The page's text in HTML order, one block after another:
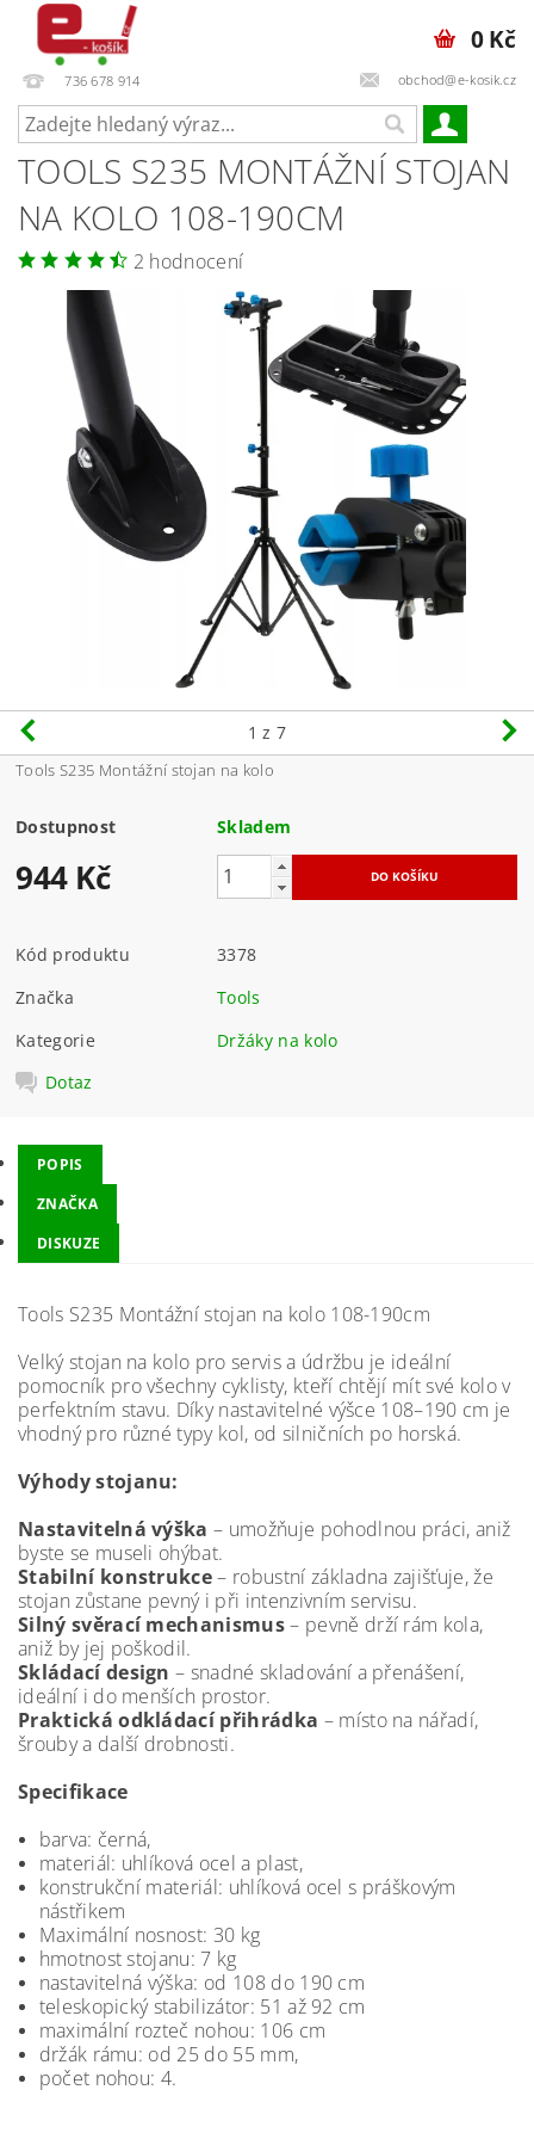
736 678 914 obchod@e-kosik.cz
0 Kč
TOOLS S235 MONTÁŽNÍ STOJAN
NA KOLO 108-190CM
2 hodnocení
1 z 7
Tools S235 Montážní stojan na kolo
Dostupnost Skladem
944 Kč
Kód produktu
3378
Značka
Tools
Kategorie
Držáky na kolo
Dotaz
POPIS
ZNAČKA
DISKUZE
Tools S235 Montážní stojan na kolo 108-190cm
Velký stojan na kolo pro servis a údržbu je ideální
pomocník pro všechny cyklisty, kteří chtějí mít své kolo v
perfektním stavu. Díky nastavitelné výšce 108–190 cm je
vhodný pro různé typy kol, od silničních po horská.
Výhody stojanu:
Nastavitelná výška – umožňuje pohodlnou práci, aniž
byste se museli ohýbat.
Stabilní konstrukce– robustní základna zajišťuje, že
stojan zůstane pevný i při intenzivním servisu.
Silný svěrací mechanismus– pevně drží rám kola,
aniž by jej poškodil.
Skládací design – snadné skladování a přenášení,
ideální i do menších prostor.
Praktická odkládací přihrádka – místo na nářadí,
šrouby a další drobnosti.
Specifikace
barva: černá,
materiál: uhlíková ocel a plast,
konstrukční materiál: uhlíková ocel s práškovým
nástřikem
Maximální nosnost: 30 kg
hmotnost stojanu: 7 kg
nastavitelná výška: od 108 do 190 cm
teleskopický stabilizátor: 51 až 92 cm
maximální rozteč nohou: 106 cm
držák rámu: od 25 do 55 mm,
počet nohou: 4.